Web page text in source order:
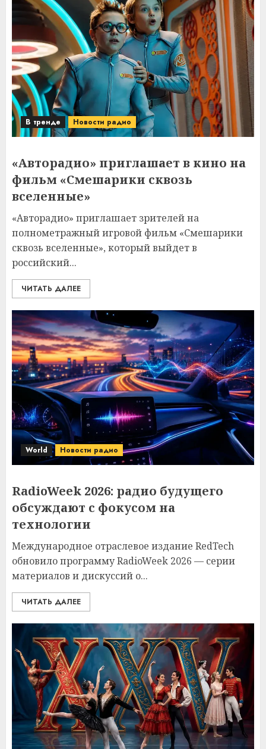
В тренде Новости радио
«Авторадио» приглашает в кино на
фильм «Смешарики сквозь
вселенные»
«Авторадио» приглашает зрителей на
полнометражный игровой фильм «Смешарики
сквозь вселенные», который выйдет в
российский...
ЧИТАТЬ ДАЛЕЕ
World Новости радио
RadioWeek 2026: радио будущего
обсуждают с фокусом на
технологии
Международное отраслевое издание RedTech
обновило программу RadioWeek 2026 — серии
материалов и дискуссий о...
ЧИТАТЬ ДАЛЕЕ